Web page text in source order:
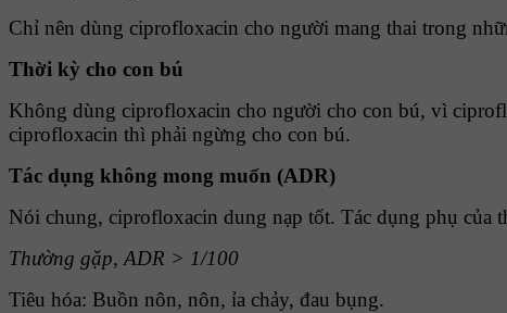
Chỉ nên dùng ciprofloxacin cho người mang thai trong
Thời kỳ cho con bú
Không dùng ciprofloxacin cho người cho con bú, vì
ciprofloxacin thì phải ngừng cho con bú.
Tác dụng không mong muốn (ADR)
Nói chung, ciprofloxacin dung nạp tốt. Tác dụng phụ của
Thường gặp, ADR > 1/100
Tiêu hóa: Buồn nôn, nôn, ỉa chảy, đau bụng.